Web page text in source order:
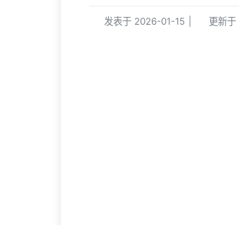
发表于 2026-01-15 更新于